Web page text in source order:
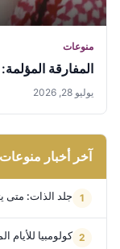
منوعات
المفارقة
يوليو 28, 2026
آخر أخبار منوعات
جلد الذات: متى
كولومبيا للأيام